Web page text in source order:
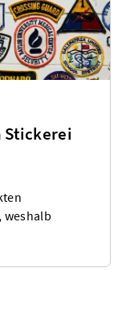
Stickerei
weshalb